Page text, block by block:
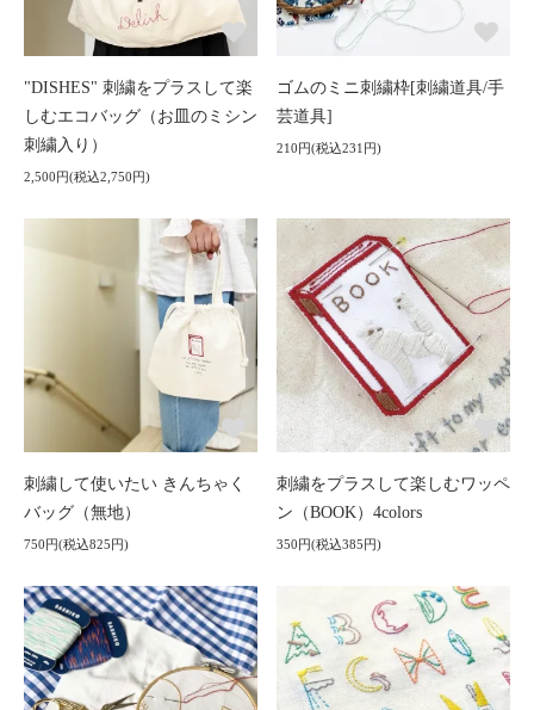
"DISHES" 刺繍をプラスして楽
しむエコバッグ（お皿のミシン
刺繍入り）
2,500円(税込2,750円)
ゴムのミニ刺繍枠[刺繍道具/手
芸道具]
210円(税込231円)
刺繍して使いたい きんちゃく
バッグ（無地）
750円(税込825円)
刺繍をプラスして楽しむワッペ
ン（BOOK）4colors
350円(税込385円)